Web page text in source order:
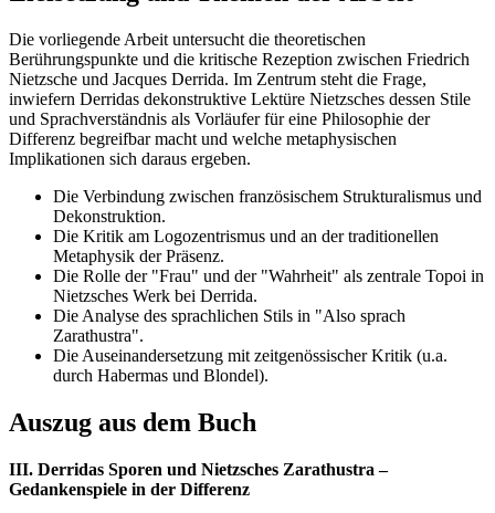
Die vorliegende Arbeit untersucht die theoretischen
Berührungspunkte und die kritische Rezeption zwischen Friedrich
Nietzsche und Jacques Derrida. Im Zentrum steht die Frage,
inwiefern Derridas dekonstruktive Lektüre Nietzsches dessen Stile
und Sprachverständnis als Vorläufer für eine Philosophie der
Differenz begreifbar macht und welche metaphysischen
Implikationen sich daraus ergeben.
Die Verbindung zwischen französischem Strukturalismus und
Dekonstruktion.
Die Kritik am Logozentrismus und an der traditionellen
Metaphysik der Präsenz.
Die Rolle der "Frau" und der "Wahrheit" als zentrale Topoi in
Nietzsches Werk bei Derrida.
Die Analyse des sprachlichen Stils in "Also sprach
Zarathustra".
Die Auseinandersetzung mit zeitgenössischer Kritik (u.a.
durch Habermas und Blondel).
Auszug aus dem Buch
III. Derridas Sporen und Nietzsches Zarathustra –
Gedankenspiele in der Differenz